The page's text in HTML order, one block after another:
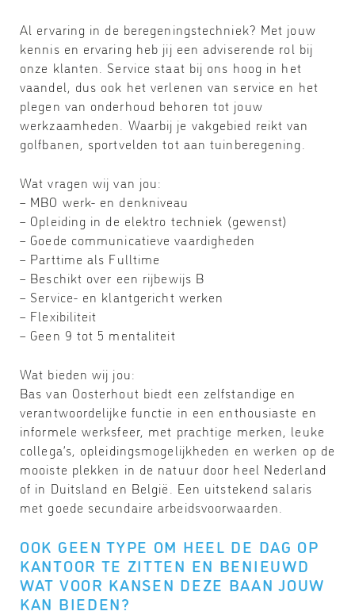
Al ervaring in de beregeningstechniek? Met jouw
kennis en ervaring heb jij een adviserende rol bij
onze klanten. Service staat bij ons hoog in het
vaandel, dus ook het verlenen van service en het
plegen van onderhoud behoren tot jouw
werkzaamheden. Waarbij je vakgebied reikt van
golfbanen, sportvelden tot aan tuinberegening.
Wat vragen wij van jou:
– MBO werk- en denkniveau
– Opleiding in de elektro techniek (gewenst)
– Goede communicatieve vaardigheden
– Parttime als Fulltime
– Beschikt over een rijbewijs B
– Service- en klantgericht werken
– Flexibiliteit
– Geen 9 tot 5 mentaliteit
Wat bieden wij jou:
Bas van Oosterhout biedt een zelfstandige en
verantwoordelijke functie in een enthousiaste en
informele werksfeer, met prachtige merken, leuke
collega’s, opleidingsmogelijkheden en werken op de
mooiste plekken in de natuur door heel Nederland
of in Duitsland en België. Een uitstekend salaris
met goede secundaire arbeidsvoorwaarden.
OOK GEEN TYPE OM HEEL DE DAG OP
KANTOOR TE ZITTEN EN BENIEUWD
WAT VOOR KANSEN DEZE BAAN JOUW
KAN BIEDEN?